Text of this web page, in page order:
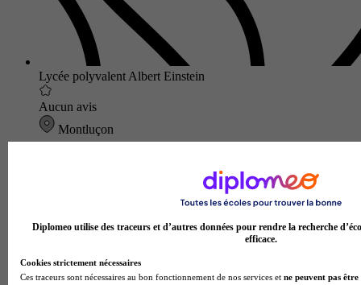
Lycée polyvalent Albert Einstein
Aucun avis
Montluçon
Diplomeo utilise des traceurs et d’autres données pour rendre la recherche
efficace.
Cookies strictement nécessaires
Ces traceurs sont nécessaires au bon fonctionnement de nos services et ne peuvent pas être